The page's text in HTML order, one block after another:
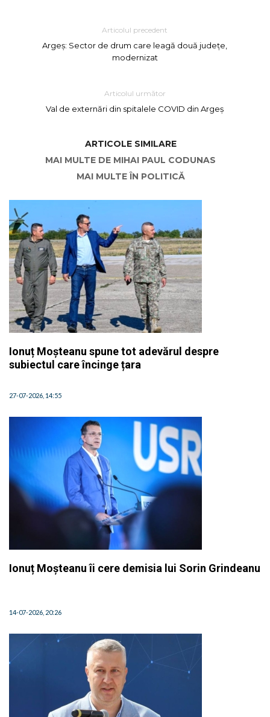
Articolul precedent
Argeș: Sector de drum care leagă două județe,
modernizat
Articolul următor
Val de externări din spitalele COVID din Argeș
ARTICOLE SIMILARE
MAI MULTE DE MIHAI PAUL CODUNAS
MAI MULTE ÎN POLITICĂ
Ionuț Moșteanu spune tot adevărul despre
subiectul care încinge țara
27-07-2026, 14:55
Ionuț Moșteanu îi cere demisia lui Sorin Grindeanu
14-07-2026, 20:26